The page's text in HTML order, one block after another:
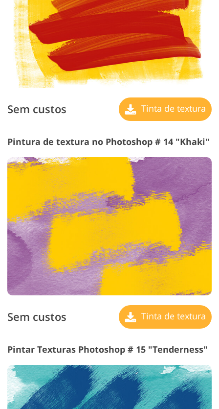
Sem custos Tinta de textura
Pintura de textura no Photoshop # 14 "Khaki"
Sem custos Tinta de textura
Pintar Texturas Photoshop # 15 "Tenderness"